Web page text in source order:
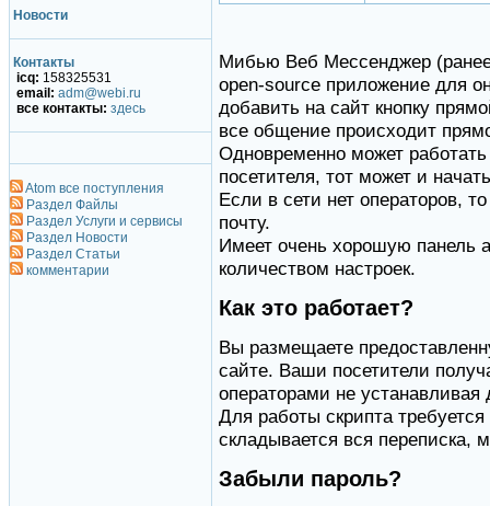
Новости
Контакты
icq: 158325531
email: adm@webi.ru
все контакты: здесь
Atom все поступления
Раздел Файлы
Раздел Услуги и сервисы
Раздел Новости
Раздел Статьи
комментарии
Мибью Веб Мессенджер
open-source приложение для
добавить на сайт кнопку
все общение происходит
Одновременно может
посетителя, тот может и
Если в сети нет операторов,
почту.
Имеет очень хорошую панель
количеством настроек.
Как это работает?
Вы размещаете
сайте. Ваши посетители
операторами не
Для работы скрипта
складывается вся переписка,
Забыли пароль?